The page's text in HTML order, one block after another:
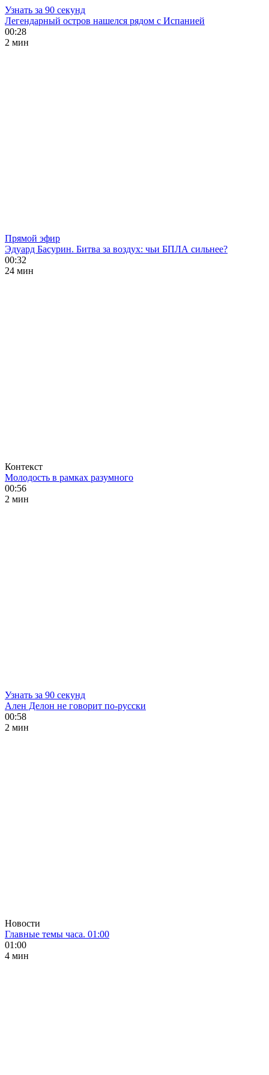
Узнать за 90 секунд
Легендарный остров нашелся рядом с Испанией
00:28
2 мин
Прямой эфир
Эдуард Басурин. Битва за воздух: чьи БПЛА сильнее?
00:32
24 мин
Контекст
Молодость в рамках разумного
00:56
2 мин
Узнать за 90 секунд
Ален Делон не говорит по-русски
00:58
2 мин
Новости
Главные темы часа. 01:00
01:00
4 мин